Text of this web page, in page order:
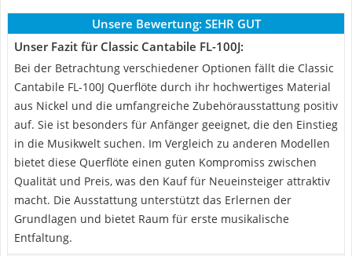
Unsere Bewertung: SEHR GUT
Unser Fazit für Classic Cantabile FL-100J:
Bei der Betrachtung verschiedener Optionen fällt die Classic
Cantabile FL-100J Querflöte durch ihr hochwertiges Material
aus Nickel und die umfangreiche Zubehörausstattung positiv
auf. Sie ist besonders für Anfänger geeignet, die den Einstieg
in die Musikwelt suchen. Im Vergleich zu anderen Modellen
bietet diese Querflöte einen guten Kompromiss zwischen
Qualität und Preis, was den Kauf für Neueinsteiger attraktiv
macht. Die Ausstattung unterstützt das Erlernen der
Grundlagen und bietet Raum für erste musikalische
Entfaltung.